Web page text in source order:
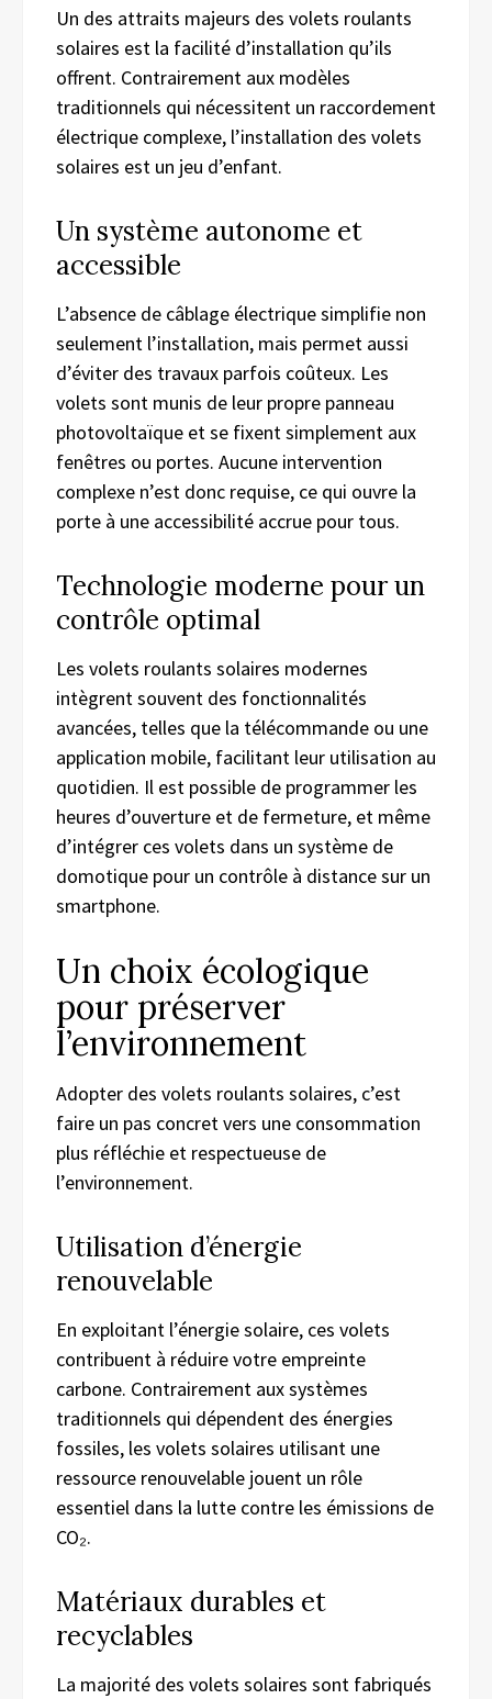
Un des attraits majeurs des volets roulants
solaires est la facilité d’installation qu’ils
offrent. Contrairement aux modèles
traditionnels qui nécessitent un raccordement
électrique complexe, l’installation des volets
solaires est un jeu d’enfant.
Un système autonome et
accessible
L’absence de câblage électrique simplifie non
seulement l’installation, mais permet aussi
d’éviter des travaux parfois coûteux. Les
volets sont munis de leur propre panneau
photovoltaïque et se fixent simplement aux
fenêtres ou portes. Aucune intervention
complexe n’est donc requise, ce qui ouvre la
porte à une accessibilité accrue pour tous.
Technologie moderne pour un
contrôle optimal
Les volets roulants solaires modernes
intègrent souvent des fonctionnalités
avancées, telles que la télécommande ou une
application mobile, facilitant leur utilisation au
quotidien. Il est possible de programmer les
heures d’ouverture et de fermeture, et même
d’intégrer ces volets dans un système de
domotique pour un contrôle à distance sur un
smartphone.
Un choix écologique
pour préserver
l’environnement
Adopter des volets roulants solaires, c’est
faire un pas concret vers une consommation
plus réfléchie et respectueuse de
l’environnement.
Utilisation d’énergie
renouvelable
En exploitant l’énergie solaire, ces volets
contribuent à réduire votre empreinte
carbone. Contrairement aux systèmes
traditionnels qui dépendent des énergies
fossiles, les volets solaires utilisant une
ressource renouvelable jouent un rôle
essentiel dans la lutte contre les émissions de
CO₂.
Matériaux durables et
recyclables
La majorité des volets solaires sont fabriqués